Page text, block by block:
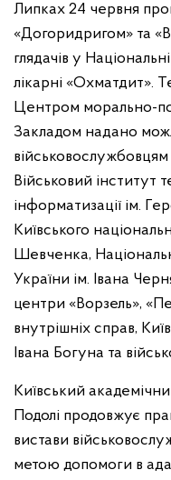
Липках 24 червня
«Догоридригом» та
глядачів у
лікарні «Охматдит».
Центром морально-
Закладом надано
Військовий інститут
інформатизації ім.
Київського
Шевченка,
України ім. Івана
центри «Ворзель»,
внутрішніх справ,
Івана Богуна та
Київський
Подолі продовжує
вистави
метою допомоги в